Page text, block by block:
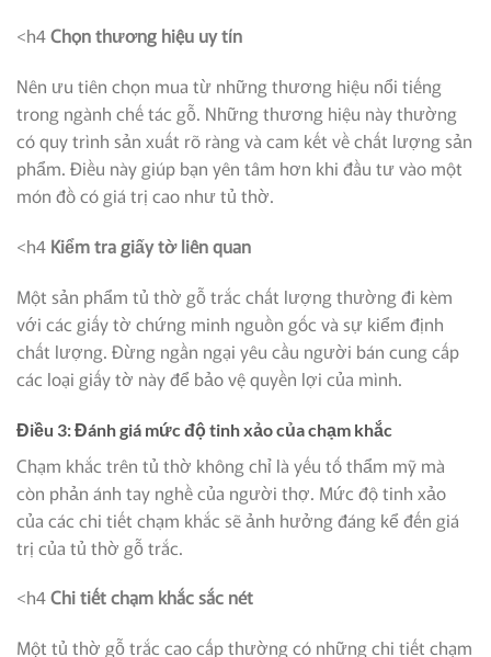
<h4Chọn thương hiệu uy tín
Nên ưu tiên chọn mua từ những thương hiệu nổi tiếng
trong ngành chế tác gỗ. Những thương hiệu này thường
có quy trình sản xuất rõ ràng và cam kết về chất lượng sản
phẩm. Điều này giúp bạn yên tâm hơn khi đầu tư vào một
món đồ có giá trị cao như tủ thờ.
<h4 Kiểm tra giấy tờ liên quan
Một sản phẩm tủ thờ gỗ trắc chất lượng thường đi kèm
với các giấy tờ chứng minh nguồn gốc và sự kiểm định
chất lượng. Đừng ngần ngại yêu cầu người bán cung cấp
các loại giấy tờ này để bảo vệ quyền lợi của mình.
Điều 3: Đánh giá mức độ tinh xảo của chạm khắc
Chạm khắc trên tủ thờ không chỉ là yếu tố thẩm mỹ mà
còn phản ánh tay nghề của người thợ. Mức độ tinh xảo
của các chi tiết chạm khắc sẽ ảnh hưởng đáng kể đến giá
trị của tủ thờ gỗ trắc.
<h4Chi tiết chạm khắc sắc nét
Một tủ thờ gỗ trắc cao cấp thường có những chi tiết chạm